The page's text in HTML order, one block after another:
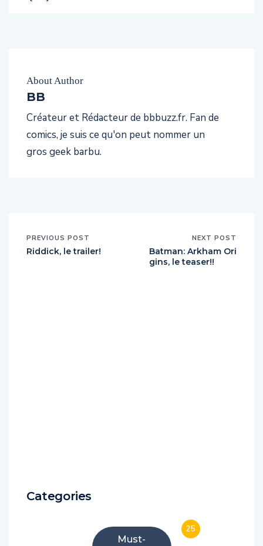
About Author
BB
Créateur et Rédacteur de bbbuzz.fr. Fan de
comics, je suis ce qu'on peut nommer un
gros geek barbu.
PREVIOUS POST
Riddick, le trailer!
NEXT POST
Batman: Arkham Ori
gins, le teaser!!
Categories
Must-
25